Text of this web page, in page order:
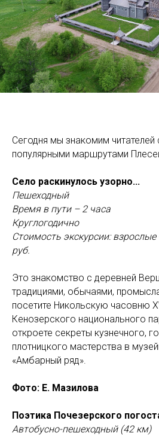
Сегодня мы знакомим
популярными маршрутами
Село раскинулось узорно...
Пешеходный
Время в пути – 2 часа
Круглогодично
Стоимость экскурсии:
руб.
Это знакомство с деревней
традициями, обычаями,
посетите Никольскую часовню
Кенозерского национального
откроете секреты кузнечного,
плотницкого мастерства в
«Амбарный ряд».
Фото: Е. Мазилова
Поэтика Почезерского
Автобусно-пешеходный (42 км)